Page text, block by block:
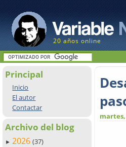
20 años online
Principal
Inicio
El autor
Contactar
Archivo del blog
► 2026 (37)
martes,